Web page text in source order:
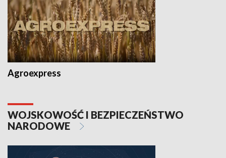
Agroexpress
WOJSKOWOŚĆ I BEZPIECZEŃSTWO
NARODOWE